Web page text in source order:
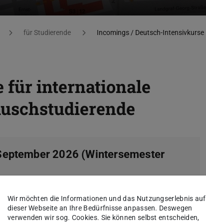
für Studierende Incomings / Deutsch-Intensivkurse
für internationale
2026 (Wintersemester
Wir möchten die Informationen und das Nutzungserlebnis auf
dieser Webseite an Ihre Bedürfnisse anpassen. Deswegen
verwenden wir sog. Cookies. Sie können selbst entscheiden,